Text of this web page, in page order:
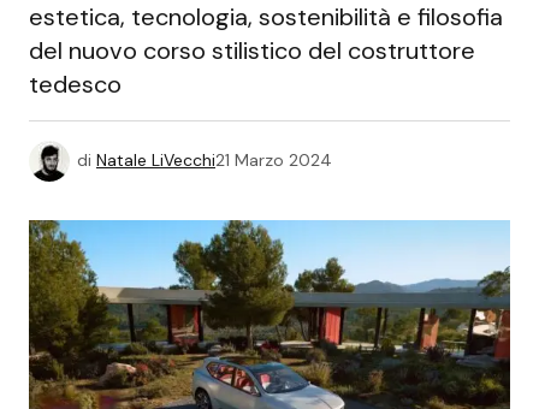
estetica, tecnologia, sostenibilità e filosofia
del nuovo corso stilistico del costruttore
tedesco
di Natale LiVecchi21 Marzo 2024